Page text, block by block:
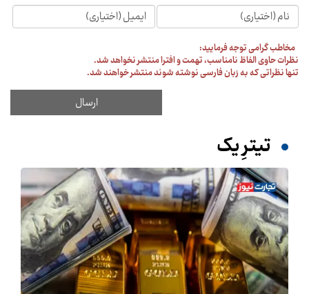
مخاطب گرامی توجه فرمایید:
نظرات حاوی الفاظ نامناسب، تهمت و افترا منتشر نخواهد شد.
تنها نظراتی که به زبان فارسی نوشته شوند منتشر خواهند شد.
تیترِ یک